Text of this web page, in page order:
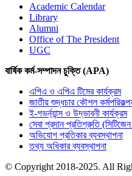
Academic Calendar
Library
Alumni
Office of The President
UGC
বার্ষিক কর্ম-সম্পাদন চুক্তি (APA)
এপিএ ও এপিএ টিমের কার্যক্রম
জাতীয় শুদ্ধচার কৌশল
ই-গভর্ন্যান্স ও উদ্ভাবনী কার্যক্রম
সেবা প্রদান প্রতিশ্রুতি (সিটিজেন
অভিযোগ প্রতিকার ব্যবস্থাপনা
তথ্য অধিকার ব্যবস্থাপনা
© Copyright 2018-2025. All